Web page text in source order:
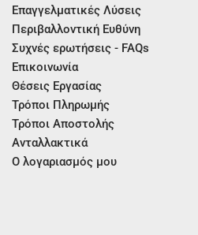
Επαγγελματικές Λύσεις
Περιβαλλοντική Ευθύνη
Συχνές ερωτήσεις - FAQs
Επικοινωνία
Θέσεις Εργασίας
Τρόποι Πληρωμής
Τρόποι Αποστολής
Ανταλλακτικά
Ο λογαριασμός μου